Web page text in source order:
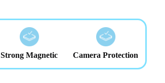
Strong Magnetic Camera Protection